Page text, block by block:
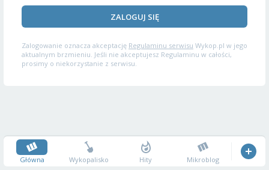
ZALOGUJ SIĘ
Zalogowanie oznacza akceptację Regulaminu serwisu Wykop.pl w jego
aktualnym brzmieniu. Jeśli nie akceptujesz Regulaminu w całości,
prosimy o niekorzystanie z serwisu.
Główna Wykopalisko Hity Mikroblog